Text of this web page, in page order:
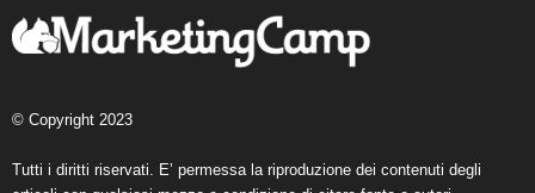
© Copyright 2023
Tutti i diritti riservati. E’ permessa la riproduzione dei contenuti degli